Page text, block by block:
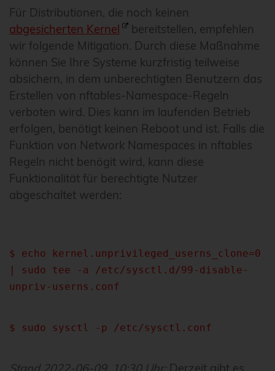
Für Distributionen, die noch keinen
abgesicherten Kernel
bereitstellen, empfehlen
wir folgende Mitigation. Durch diese Maßnahme
können Sie Ihre Systeme kurzfristig teilweise
absichern, in dem unberechtigten Benutzern das
Erstellen von nftables-Namespace-Regeln
verboten wird. Dies kann im laufenden Betrieb
erfolgen, benötigt keinen Reboot und ist. Falls die
Funktion von Network Namespaces in nftables
Regeln nicht benögit wird, kann diese
Funktionalität für berechtigte Nutzer
abgeschaltet werden:
$ echo kernel.unprivileged_userns_clone=0
| sudo tee -a /etc/sysctl.d/99-disable-
unpriv-userns.conf
$ sudo sysctl -p /etc/sysctl.conf
Stand 2022-06-09, 10:30 Uhr:Derzeit gibt es